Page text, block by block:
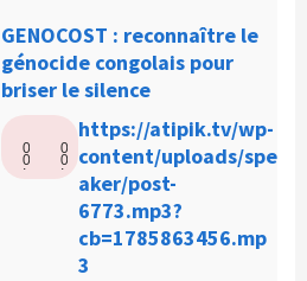
GENOCOST : reconnaître le
génocide congolais pour
briser le silence
0
0
:
0
0
:
https://atipik.tv/wp-
content/uploads/spe
aker/post-
6773.mp3?
cb=1785863456.mp
3